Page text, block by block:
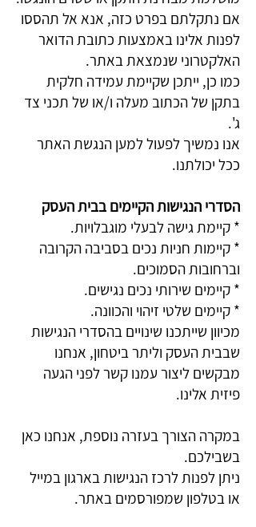
אם נתקלתם בפרט כזה, אנא אל תהססו
לפנות אלינו באמצעות כתובת הדואר
האלקטרוני שנמצאת באתר.
כמו כן, ייתכן שקיימת עמידה חלקית
בתקן של הכתוב מעלה ו/או של תכני צד
ג'.
אנו נמשיך לפעול למען הנגשת האתר
ככל יכולתנו.
הסדרי הנגישות הקיימים בבית העסק
* קיימת גישה לבעלי מוגבלויות.
* קיימות חניות נכים בסביבה הקרובה
וברחובות הסמוכים.
* קיימים שירותי נכים נגישים.
* קיימים שלטי זיהוי והכוונה.
מכיוון שייתכנו שינויים בהסדרי הנגישות
שבבית העסק וליתר ביטחון, אנחנו
מבקשים ליצור עמנו קשר לפני הגעה
פיזית אלינו.
במקרה הצורך בעזרה נוספת, אנחנו כאן
בשבילכם.
ניתן לפנות לרכז הנגישות בארגון במייל
או בטלפון שמפורסמים באתר.